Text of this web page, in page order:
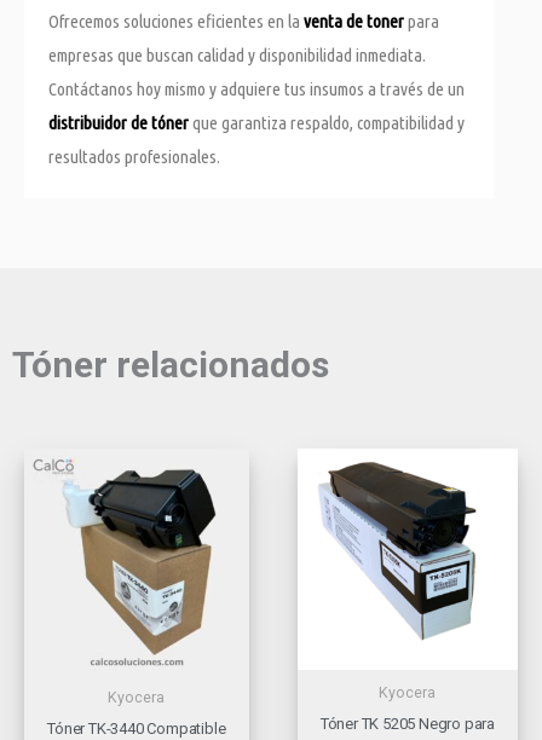
Ofrecemos soluciones eficientes en la venta de tonerpara
empresas que buscan calidad y disponibilidad inmediata.
Contáctanos hoy mismo y adquiere tus insumos a través de un
distribuidor de tónerque garantiza respaldo, compatibilidad y
resultados profesionales.
Tóner relacionados
Kyocera
Tóner TK-3440 Compatible
Kyocera
Tóner TK 5205 Negro para